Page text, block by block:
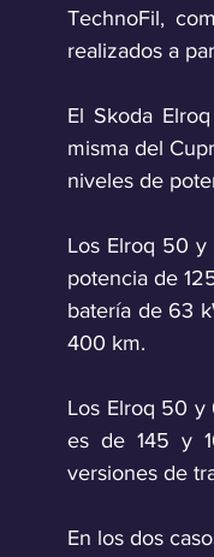
TechnoFil,
realizados a
El Skoda
misma del
niveles de
Los Elroq 50
potencia de
batería de 63
400 km.
Los Elroq 50 y
es de 145 y
versiones de
En los dos